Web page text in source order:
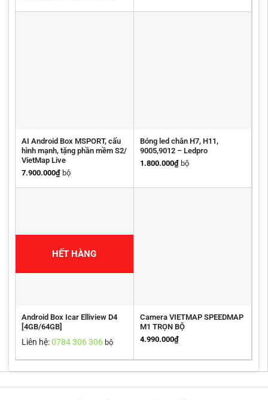
AI Android Box MSPORT, cấu
hình mạnh, tặng phần mềm S2/
VietMap Live
7.900.000₫ bộ
Bóng led chân H7, H11,
9005,9012 – Ledpro
1.800.000₫bộ
HẾT HÀNG
Android Box Icar Elliview D4
[4GB/64GB]
Liên hệ:0784 306 306 bộ
Camera VIETMAP SPEEDMAP
M1 TRỌN BỘ
4.990.000₫